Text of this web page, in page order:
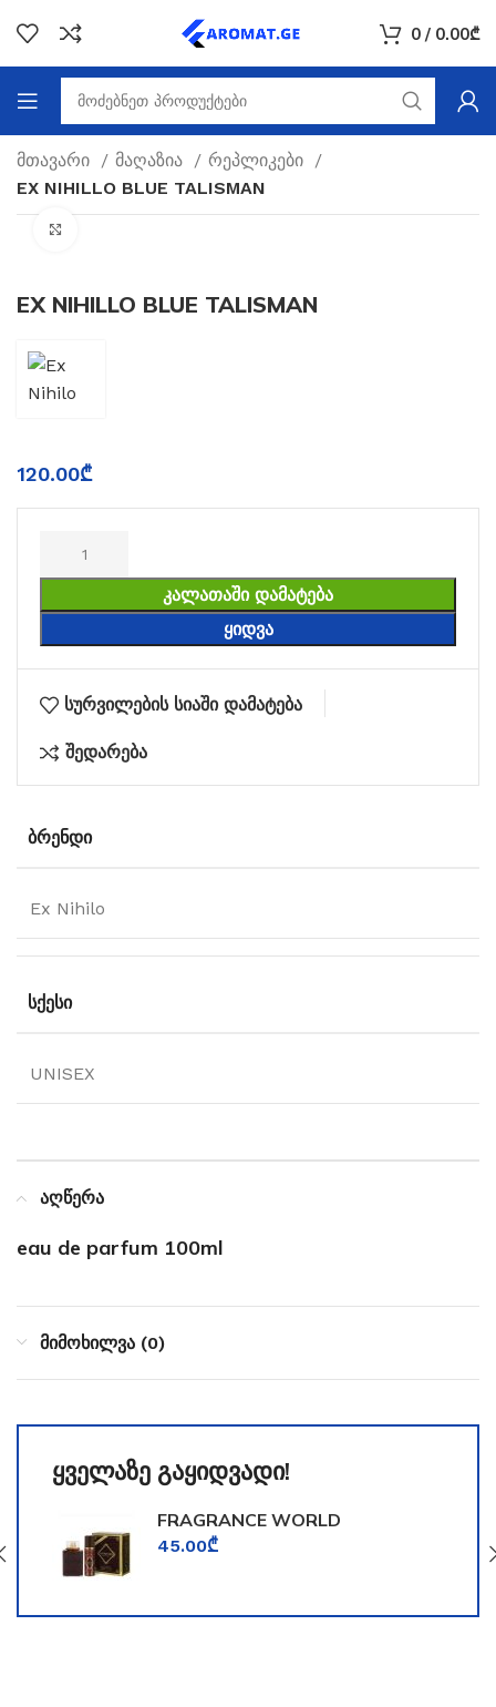
0 / 0.00₾
მთავარი მაღაზია
რეპლიკები
EX NIHILLO BLUE TALISMAN
EX NIHILLO BLUE TALISMAN
120.00₾
ᲙᲐᲚᲐᲗᲐᲨᲘ ᲓᲐᲛᲐᲢᲔᲑᲐ
ᲧᲘᲓᲕᲐ
სურვილების სიაში დამატება
შედარება
ᲑᲠᲔᲜᲓᲘ
Ex Nihilo
ᲡᲥᲔᲡᲘ
UNISEX
აღწერა
eau de parfum 100ml
მიმოხილვა (0)
ყველაზე გაყიდვადი!
FRAGRANCE WORLD
TOOMFORD
45.00₾